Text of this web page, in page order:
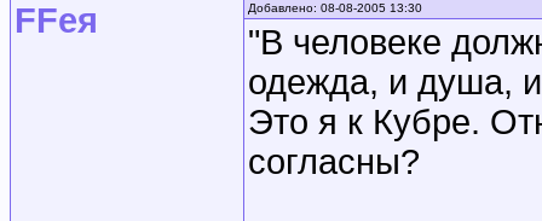
FFея Добавлено: 08-08-2005 13:30
"В человеке
одежда, и душа,
Это я к Кубре.
согласны?